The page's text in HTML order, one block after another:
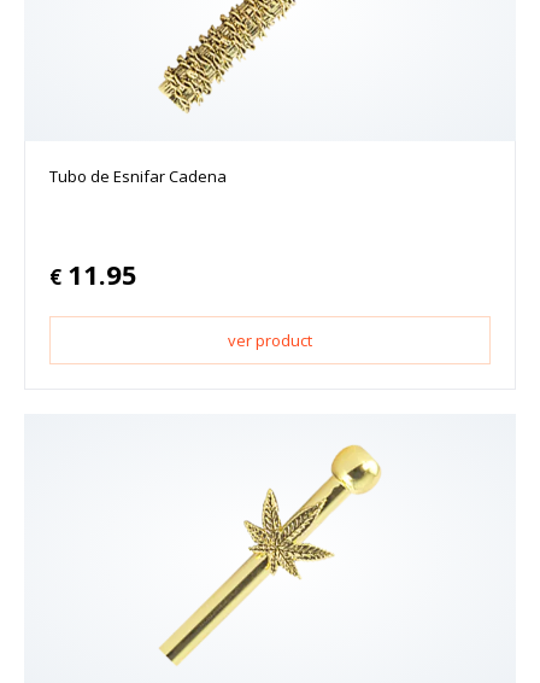
Tubo de Esnifar Cadena
€ 11.95
ver product